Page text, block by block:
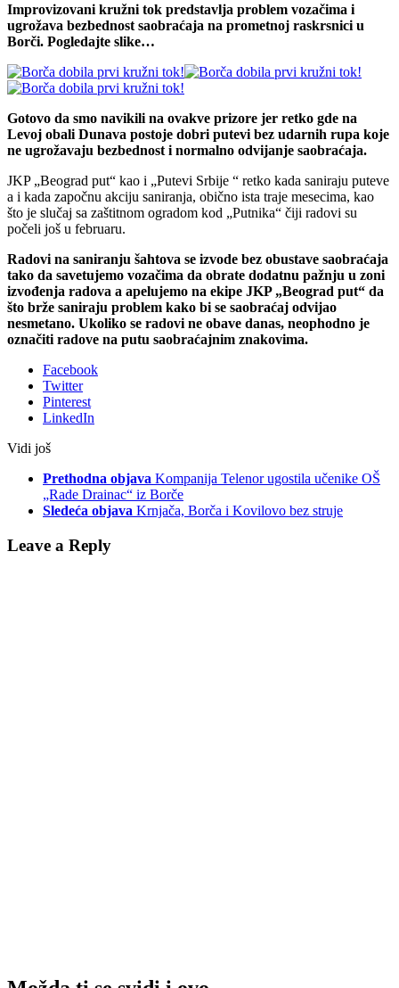
Improvizovani kružni tok predstavlja problem vozačima i
ugrožava bezbednost saobraćaja na prometnoj raskrsnici u
Borči. Pogledajte slike…
Gotovo da smo navikili na ovakve prizore jer retko gde na
Levoj obali Dunava postoje dobri putevi bez udarnih rupa koje
ne ugrožavaju bezbednost i normalno odvijanje saobraćaja.
JKP „Beograd put“ kao i „Putevi Srbije “ retko kada saniraju puteve
a i kada započnu akciju saniranja, obično ista traje mesecima, kao
što je slučaj sa zaštitnom ogradom kod „Putnika“ čiji radovi su
počeli još u februaru.
Radovi na saniranju šahtova se izvode bez obustave saobraćaja
tako da savetujemo vozačima da obrate dodatnu pažnju u zoni
izvođenja radova a apelujemo na ekipe JKP „Beograd put“ da
što brže saniraju problem kako bi se saobraćaj odvijao
nesmetano. Ukoliko se radovi ne obave danas, neophodno je
označiti radove na putu saobraćajnim znakovima.
Facebook
Twitter
Pinterest
LinkedIn
Vidi još
Prethodna objava Kompanija Telenor ugostila učenike OŠ
„Rade Drainac“ iz Borče
Sledeća objava Krnjača, Borča i Kovilovo bez struje
Leave a Reply